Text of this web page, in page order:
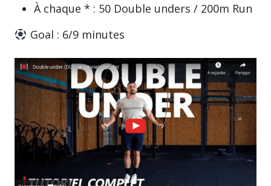
À chaque * : 50 Double unders / 200m Run
Goal : 6/9 minutes